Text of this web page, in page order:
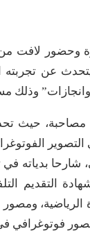
وحضور لافت من
عن تجربته
30 ذو الحجة 1436هـ
مصاحبة، حيث
التصوير
شارحا بدياته
التقديم
الرياضية،
مصور فوتوغرافي